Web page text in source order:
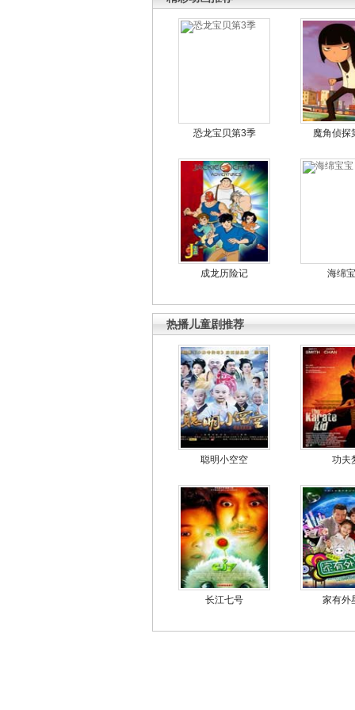
恐龙宝贝第3季 魔角侦探
成龙历险记 海绵
热播儿童剧推荐
聪明小空空 功夫
长江七号 家有外